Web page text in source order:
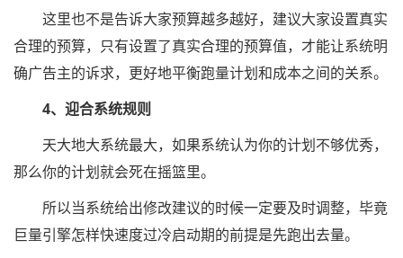
这里也不是告诉大家预算越多越好，建议大家设置真实
合理的预算，只有设置了真实合理的预算值，才能让系统明
确广告主的诉求，更好地平衡跑量计划和成本之间的关系。
4、迎合系统规则
天大地大系统最大，如果系统认为你的计划不够优秀，
那么你的计划就会死在摇篮里。
所以当系统给出修改建议的时候一定要及时调整，毕竟
巨量引擎怎样快速度过冷启动期的前提是先跑出去量。